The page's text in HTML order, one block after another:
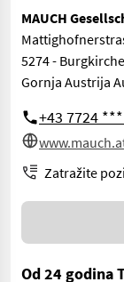
MAUCH
5274 -
Gornja Austrija
+43 7724
Zatražite
Od 24 godina